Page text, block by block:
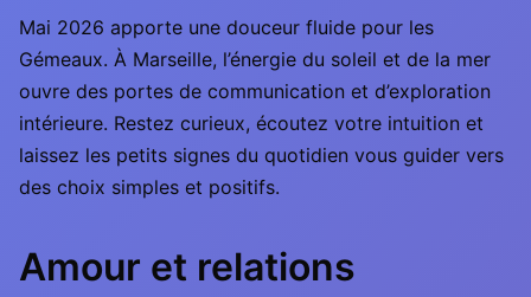
Mai 2026 apporte une douceur fluide pour les
Gémeaux. À Marseille, l’énergie du soleil et de la mer
ouvre des portes de communication et d’exploration
intérieure. Restez curieux, écoutez votre intuition et
laissez les petits signes du quotidien vous guider vers
des choix simples et positifs.
Amour et relations